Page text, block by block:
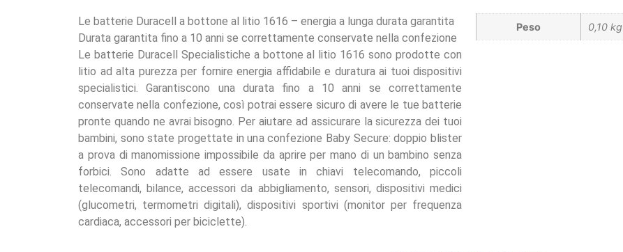
Le batterie Duracell a bottone al litio 1616 – energia a lunga durata garantita
Durata garantita fino a 10 anni se correttamente conservate nella confezione
Le batterie Duracell Specialistiche a bottone al litio 1616 sono prodotte con
litio ad alta purezza per fornire energia affidabile e duratura ai tuoi dispositivi
specialistici. Garantiscono una durata fino a 10 anni se correttamente
conservate nella confezione, così potrai essere sicuro di avere le tue batterie
pronte quando ne avrai bisogno. Per aiutare ad assicurare la sicurezza dei tuoi
bambini, sono state progettate in una confezione Baby Secure: doppio blister
a prova di manomissione impossibile da aprire per mano di un bambino senza
forbici. Sono adatte ad essere usate in chiavi telecomando, piccoli
telecomandi, bilance, accessori da abbigliamento, sensori, dispositivi medici
(glucometri, termometri digitali), dispositivi sportivi (monitor per frequenza
cardiaca, accessori per biciclette).
Peso 0,10 kg